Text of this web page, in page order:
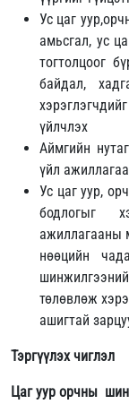
Ус цаг
амьсгал, ус
тогтолцоог
байдал,
үйлчлэх
Аймгийн
үйл
Ус цаг уур,
бодлогыг
ажиллагааны
нөөцийн
төлөвлөж
ашигтай
Тэргүүлэх чиглэл
Цаг уур орчны